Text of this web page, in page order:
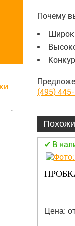
Почему
(495)
В
Цена: